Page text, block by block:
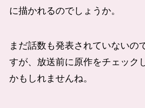
に描かれるのでしょうか。
まだ話数も発表されていないの
すが、放送前に原作をチェック
かもしれませんね。